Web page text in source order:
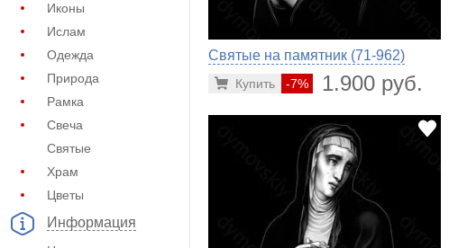
Иконы
Ислам
Одежда
Природа
Рамка
Свеча
Святые
Храм
Цветы
Информация
Святые на памятник (71-962)
-7% 1.900 руб.
Купить